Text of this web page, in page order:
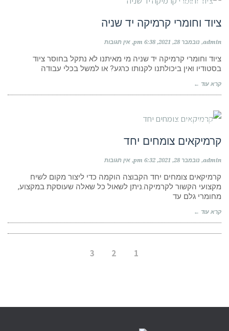
קבוצות פייסבוק
ציוד וחומרי קרמיקה יד שניה
admin נובמבר 28, 2021 6:38 pm אין תגובות
ציוד וחומרי קרמיקה יד שניה מי מאיתנו לא נתקל בחוסר ציוד
בסטודיו ואין ביכולתנו לקנותו כרגע? או למשל בכלי עבודה
קרא עוד ←
קבוצות פייסבוק
קרמיקאים צומחים יחד
admin נובמבר 28, 2021 6:32 pm אין תגובות
קרמיקאים צומחים יחד הקבוצה הוקמה כדי ליצור מקום לשיח
מקצועי הקשור לקרמיקה.ניתן לשאול כל שאלה שעוסקת במקצוע,
מחומרי גלם עד
קרא עוד ←
1
2
3